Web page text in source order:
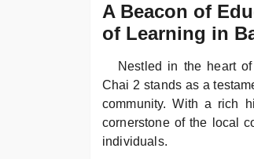
A Beacon of
of Learning in
Nestled in the heart
Chai 2 stands as a
community. With a rich
cornerstone of the local
individuals.